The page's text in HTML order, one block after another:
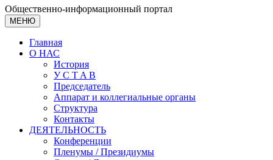
Общественно-информационный портал
МЕНЮ
Главная
О НАС
История
У С T A B
Председатель
Аппарат и коллегиальные органы
Структура
Контакты
ДЕЯТЕЛЬНОСТЬ
Конференции
Пленумы / Президиумы